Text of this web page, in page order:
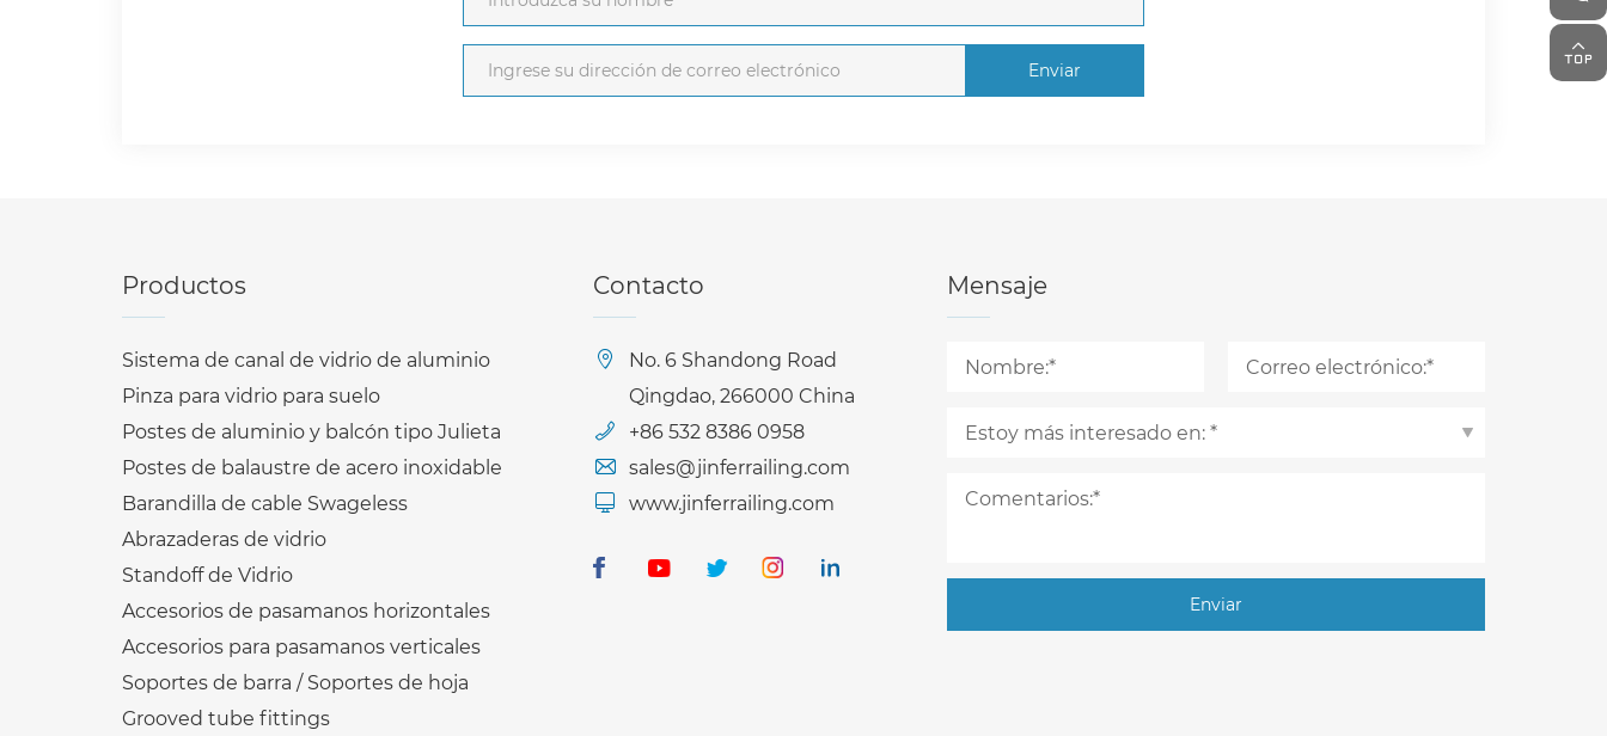
Enviar
Productos
Sistema de canal de vidrio de aluminio
Pinza para vidrio para suelo
Postes de aluminio y balcón tipo Julieta
Postes de balaustre de acero inoxidable
Barandilla de cable Swageless
Abrazaderas de vidrio
Standoff de Vidrio
Accesorios de pasamanos horizontales
Accesorios para pasamanos verticales
Soportes de barra / Soportes de hoja
Grooved tube fittings
Contacto
No. 6 Shandong Road
Qingdao, 266000 China
+86 532 8386 0958
sales@jinferrailing.com
www.jinferrailing.com
Mensaje
Enviar